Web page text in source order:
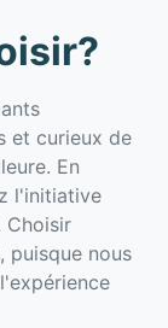
et curieux de
En
l'initiative
Choisir
puisque nous